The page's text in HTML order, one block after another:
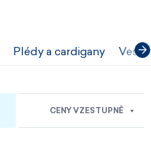
Plédy a cardigany Vesty
CENY VZESTUPNĚ